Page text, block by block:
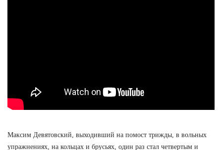
Максим Девятовский, выходивший на помост трижды, в вольных
упражнениях, на кольцах и брусьях, один раз стал четвертым и